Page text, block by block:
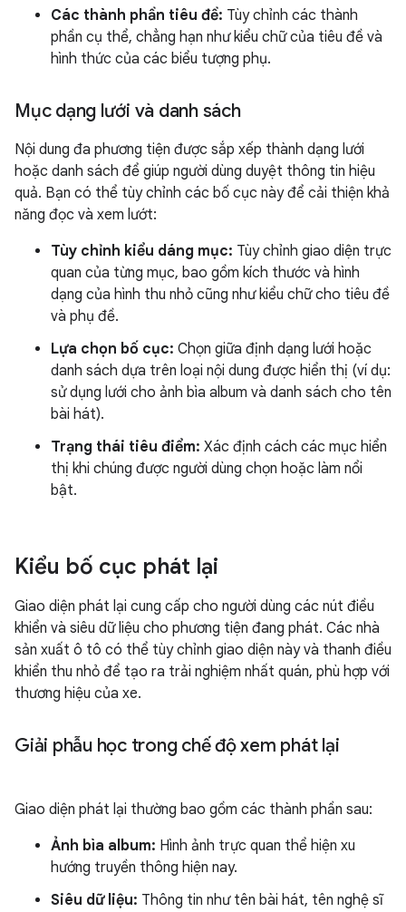
Các thành phần tiêu đề: Tùy chỉnh các thành
phần cụ thể, chẳng hạn như kiểu chữ của tiêu đề và
hình thức của các biểu tượng phụ.
Mục dạng lưới và danh sách
Nội dung đa phương tiện được sắp xếp thành dạng lưới
hoặc danh sách để giúp người dùng duyệt thông tin hiệu
quả. Bạn có thể tùy chỉnh các bố cục này để cải thiện khả
năng đọc và xem lướt:
Tùy chỉnh kiểu dáng mục: Tùy chỉnh giao diện trực
quan của từng mục, bao gồm kích thước và hình
dạng của hình thu nhỏ cũng như kiểu chữ cho tiêu đề
và phụ đề.
Lựa chọn bố cục: Chọn giữa định dạng lưới hoặc
danh sách dựa trên loại nội dung được hiển thị (ví dụ:
sử dụng lưới cho ảnh bìa album và danh sách cho tên
bài hát).
Trạng thái tiêu điểm: Xác định cách các mục hiển
thị khi chúng được người dùng chọn hoặc làm nổi
bật.
Kiểu bố cục phát lại
Giao diện phát lại cung cấp cho người dùng các nút điều
khiển và siêu dữ liệu cho phương tiện đang phát. Các nhà
sản xuất ô tô có thể tùy chỉnh giao diện này và thanh điều
khiển thu nhỏ để tạo ra trải nghiệm nhất quán, phù hợp với
thương hiệu của xe.
Giải phẫu học trong chế độ xem phát lại
Giao diện phát lại thường bao gồm các thành phần sau:
Ảnh bìa album: Hình ảnh trực quan thể hiện xu
hướng truyền thông hiện nay.
Siêu dữ liệu: Thông tin như tên bài hát, tên nghệ sĩ